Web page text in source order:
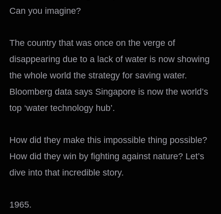
Can you imagine?
The country that was once on the verge of
disappearing due to a lack of water is now showing
the whole world the strategy for saving water.
Bloomberg data says Singapore is now the world’s
top ‘water technology hub’.
How did they make this impossible thing possible?
How did they win by fighting against nature? Let’s
dive into that incredible story.
1965.